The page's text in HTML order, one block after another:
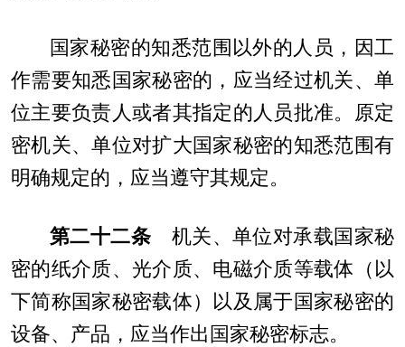
国家秘密的知悉范围以外的人员，因工
作需要知悉国家秘密的，应当经过机关、单
位主要负责人或者其指定的人员批准。原定
密机关、单位对扩大国家秘密的知悉范围有
明确规定的，应当遵守其规定。
第二十二条 机关、单位对承载国家秘
密的纸介质、光介质、电磁介质等载体（以
下简称国家秘密载体）以及属于国家秘密的
设备、产品，应当作出国家秘密标志。